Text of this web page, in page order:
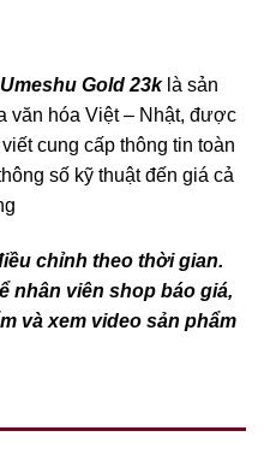
Gold 23klà sản
văn hóa Việt – Nhật, được
cung cấp thông tin toàn
số kỹ thuật đến giá cả
chỉnh theo thời gian.
nhân viên shop báo giá,
và xem video sản phẩm